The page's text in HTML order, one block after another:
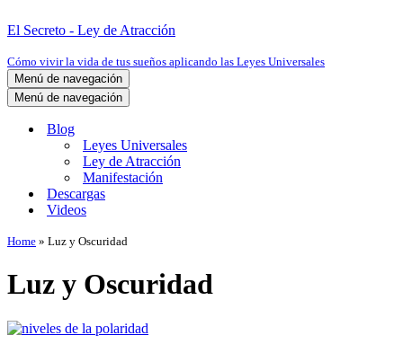
El Secreto - Ley de Atracción
Cómo vivir la vida de tus sueños aplicando las Leyes Universales
Menú de navegación
Menú de navegación
Blog
Leyes Universales
Ley de Atracción
Manifestación
Descargas
Videos
Home » Luz y Oscuridad
Luz y Oscuridad